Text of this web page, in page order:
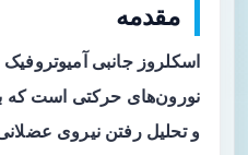
مقدمه
اسکلروز جانبی
نورون‌های حرکتی است که
و تحلیل رفتن نیروی